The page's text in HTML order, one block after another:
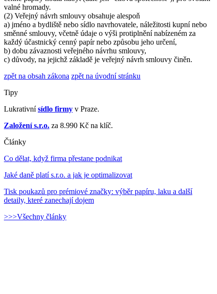
valné hromady.
(2) Veřejný návrh smlouvy obsahuje alespoň
a) jméno a bydliště nebo sídlo navrhovatele, náležitosti kupní nebo
směnné smlouvy, včetně údaje o výši protiplnění nabízeném za
každý účastnický cenný papír nebo způsobu jeho určení,
b) dobu závaznosti veřejného návrhu smlouvy,
c) důvody, na jejichž základě je veřejný návrh smlouvy činěn.
zpět na obsah zákona zpět na úvodní stránku
Tipy
Lukrativnísídlo firmy v Praze.
Založení s.r.o. za 8.990 Kč na klíč.
Články
Co dělat, když firma přestane podnikat
Jaké daně platí s.r.o. a jak je optimalizovat
Tisk poukazů pro prémiové značky: výběr papíru, laku a další
detaily, které zanechají dojem
>>>Všechny články